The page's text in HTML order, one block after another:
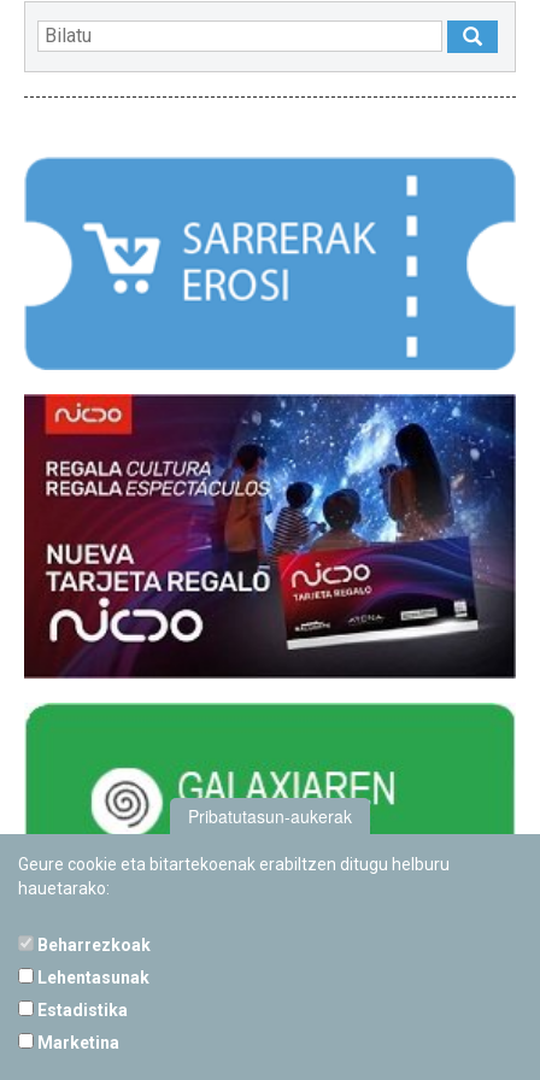
Pribatutasun-aukerak
Geure cookie eta bitartekoenak erabiltzen ditugu helburu
hauetarako:
Beharrezkoak
Lehentasunak
Estadistika
Marketina